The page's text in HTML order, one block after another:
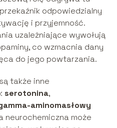
odpowiedzialny
i przyjemność.
uzależniające wywołują
co wzmacnia dany
do jego powtarzania.
także inne
serotonina,
aminomasłowy
neurochemiczna może